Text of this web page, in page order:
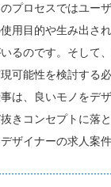
プロセスではユー
用目的や生み出さ
るのです。そして
可能性を検討する必
は、良いモノをデ
きコンセプトに落
ザイナーの求人案